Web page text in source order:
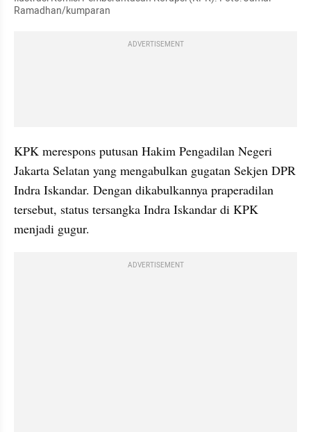
Ramadhan/kumparan
ADVERTISEMENT
KPK merespons putusan Hakim Pengadilan Negeri
Jakarta Selatan yang mengabulkan gugatan Sekjen DPR
Indra Iskandar. Dengan dikabulkannya praperadilan
tersebut, status tersangka Indra Iskandar di KPK
menjadi gugur.
ADVERTISEMENT